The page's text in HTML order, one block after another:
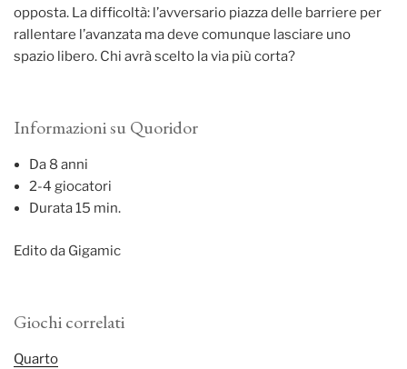
opposta. La difficoltà: l’avversario piazza delle barriere per
rallentare l’avanzata ma deve comunque lasciare uno
spazio libero. Chi avrà scelto la via più corta?
Informazioni su Quoridor
Da 8 anni
2-4 giocatori
Durata 15 min.
Edito da Gigamic
Giochi correlati
Quarto